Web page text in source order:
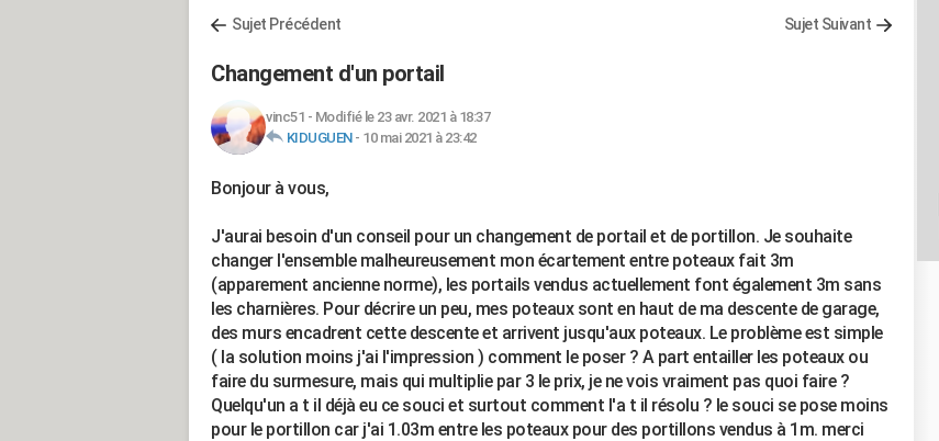
Sujet Précédent Sujet Suivant
Changement d'un portail
vinc51 - Modifié le 23 avr. 2021 à 18:37
KIDUGUEN- 10 mai 2021 à 23:42
Bonjour à vous,
J'aurai besoin d'un conseil pour un changement de portail et de portillon. Je souhaite
changer l'ensemble malheureusement mon écartement entre poteaux fait 3m
(apparement ancienne norme), les portails vendus actuellement font également 3m sans
les charnières. Pour décrire un peu, mes poteaux sont en haut de ma descente de garage,
des murs encadrent cette descente et arrivent jusqu'aux poteaux. Le problème est simple
( la solution moins j'ai l'impression ) comment le poser ? A part entailler les poteaux ou
faire du surmesure, mais qui multiplie par 3 le prix, je ne vois vraiment pas quoi faire ?
Quelqu'un a t il déjà eu ce souci et surtout comment l'a t il résolu ? le souci se pose moins
pour le portillon car j'ai 1.03m entre les poteaux pour des portillons vendus à 1m. merci